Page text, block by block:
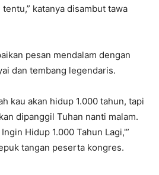
katanya disambut tawa
pesan mendalam dengan
dan tembang legendaris.
kau akan hidup 1.000 tahun, tapi
dipanggil Tuhan nanti malam.
Hidup 1.000 Tahun Lagi,'”
tangan peserta kongres.